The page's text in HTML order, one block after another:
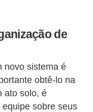
de
novo sistema é
obtê-lo na
ato solo, é
sobre seus